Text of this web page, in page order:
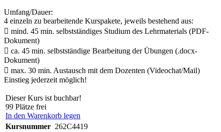
Umfang/Dauer:
4 einzeln zu bearbeitende Kurspakete, jeweils bestehend aus:
 mind. 45 min. selbstständiges Studium des Lehrmaterials (PDF-
Dokument)
 ca. 45 min. selbstständige Bearbeitung der Übungen (.docx-
Dokument)
 max. 30 min. Austausch mit dem Dozenten (Videochat/Mail)
Einstieg jederzeit möglich!
Dieser Kurs ist buchbar!
99 Plätze frei
In den Warenkorb legen
Kursnummer 262C4419